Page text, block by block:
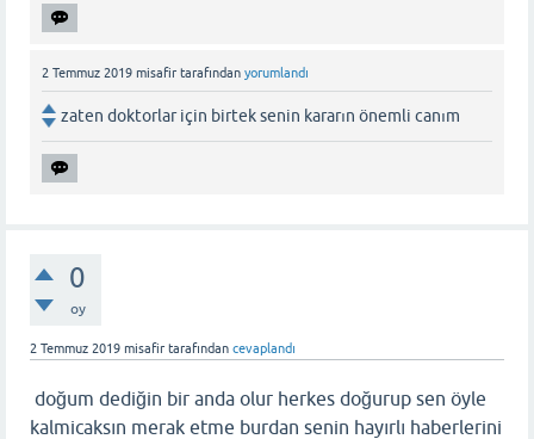
2 Temmuz 2019 misafir tarafından yorumlandı
zaten doktorlar için birtek senin kararın önemli canım
0
oy
2 Temmuz 2019 misafir tarafından cevaplandı
doğum dediğin bir anda olur herkes doğurup sen öyle
kalmicaksın merak etme burdan senin hayırlı haberlerini